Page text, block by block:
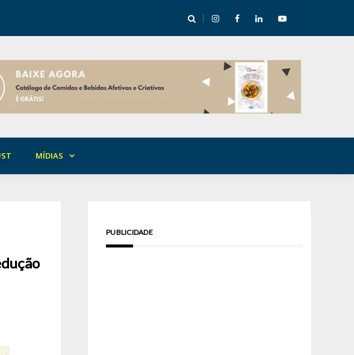
Mirian Rocha abre mentoria de storytelling com 10 vagas
MÍDIAS
PUBLICIDADE